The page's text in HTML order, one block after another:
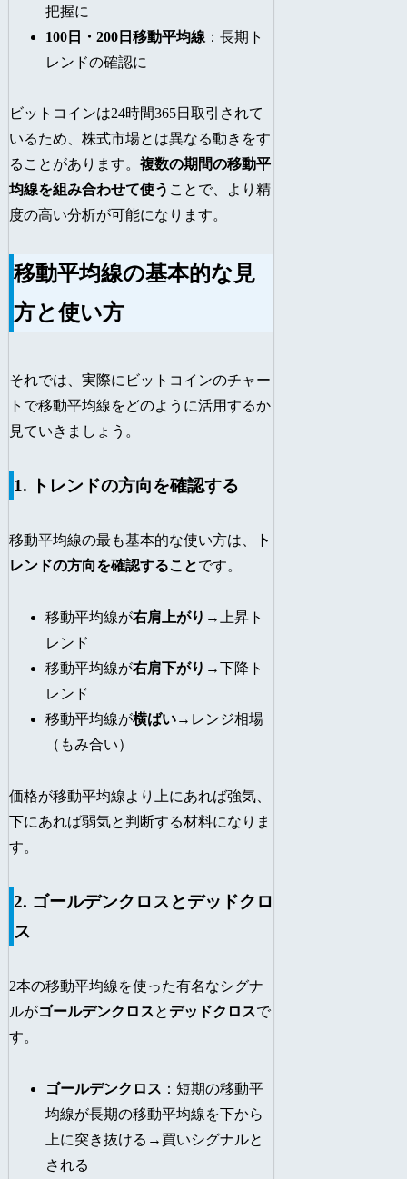
把握に
100日・200日移動平均線 ：長期ト
レンドの確認に
ビットコインは24時間365日取引されて
いるため、株式市場とは異なる動きをす
ることがあります。複数の期間の移動平
均線を組み合わせて使う ことで、より精
度の高い分析が可能になります。
移動平均線の基本的な見
方と使い方
それでは、実際にビットコインのチャー
トで移動平均線をどのように活用するか
見ていきましょう。
1. トレンドの方向を確認する
移動平均線の最も基本的な使い方は、
ト
レンドの方向を確認することです。
移動平均線が右肩上がり →上昇ト
レンド
移動平均線が右肩下がり →下降ト
レンド
移動平均線が横ばい→レンジ相場
（もみ合い）
価格が移動平均線より上にあれば強気、
下にあれば弱気と判断する材料になりま
す。
2. ゴールデンクロスとデッドクロ
ス
2本の移動平均線を使った有名なシグナ
ルがゴールデンクロスと デッドクロスで
す。
ゴールデンクロス ：短期の移動平
均線が長期の移動平均線を下から
上に突き抜ける→買いシグナルと
される